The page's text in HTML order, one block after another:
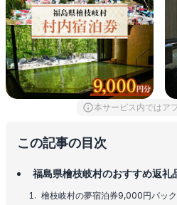
本サービス内ではア
この記事の目次
福島県檜枝岐村のおすすめ返礼
檜枝岐村の夢宿泊券9,000円パック